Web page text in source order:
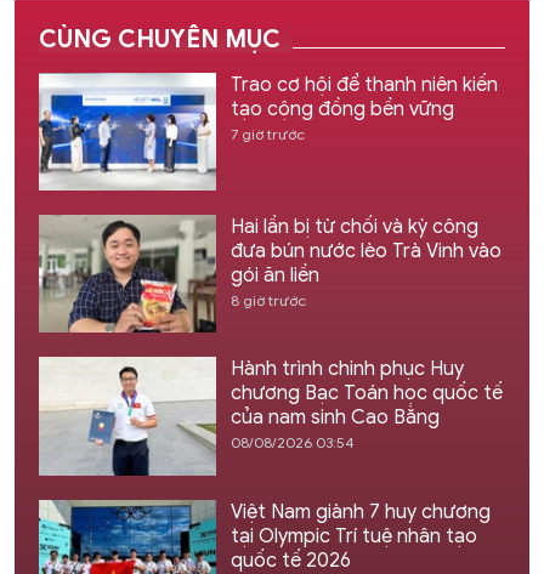
CÙNG CHUYÊN MỤC
Trao cơ hội để thanh niên kiến
tạo cộng đồng bền vững
7 giờ trước
Hai lần bị từ chối và kỳ công
đưa bún nước lèo Trà Vinh vào
gói ăn liền
8 giờ trước
Hành trình chinh phục Huy
chương Bạc Toán học quốc tế
của nam sinh Cao Bằng
08/08/2026 03:54
Việt Nam giành 7 huy chương
tại Olympic Trí tuệ nhân tạo
quốc tế 2026